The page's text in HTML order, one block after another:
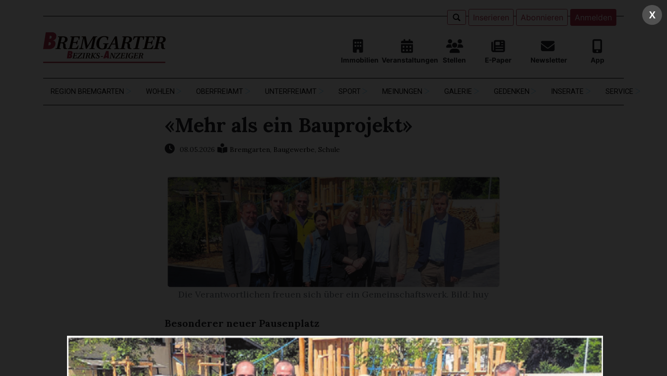
Inserieren Abonnieren Anmelden
Immobilien Veranstaltungen Stellen E-Paper Newsletter App
REGION BREMGARTEN WOHLEN OBERFREIAMT UNTERFREIAMT SPORT MEINUNGEN GALERIE GEDENKEN INSERATE SERVICE
«Mehr als ein Bauprojekt»
08.05.2026 Bremgarten, Baugewerbe, Schule
Besonderer neuer Pausenplatz
Stadt Bremgarten und St. Josef-Stiftung freuen sich auf Einweihung
Wo lange ein schnöder Parkplatz vor dem Schulhaus lag, ist nun ein
X